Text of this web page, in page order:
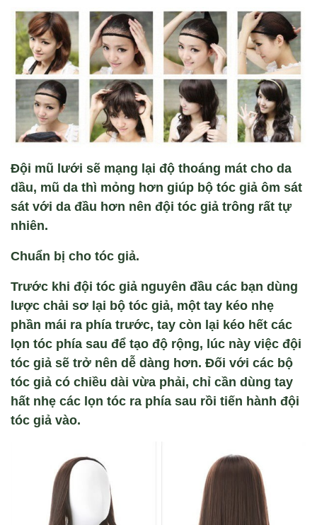
Đội mũ lưới sẽ mạng lại độ thoáng mát cho da
dầu, mũ da thì mỏng hơn giúp bộ tóc giả ôm sát
sát với da đầu hơn nên đội tóc giả trông rất tự
nhiên.
Chuẩn bị cho tóc giả.
Trước khi đội tóc giả nguyên đầu các bạn d ùng
lược chải sơ lại bộ tóc giả, một tay kéo nhẹ
phần mái ra phía trước, tay còn l ại kéo hết các
ọn tóc phía sau để tạo độ rộng, l úc này việc đội
tóc giả sẽ trở nên dễ dàng hơn. Đối với các bộ
tóc giả có chiều dài vừa phải, chỉ cần d ùng tay
hất nhẹ các l ọn tóc ra phía sau rồi tiến hành đội
tóc giả vào.